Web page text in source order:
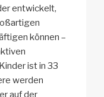
entwickelt,
können –
ist in 33
werden
auf der